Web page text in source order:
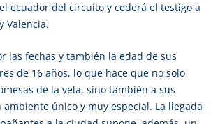
ecuador del circuito y cederá el testigo a
Valencia.
las fechas y también la edad de sus
de 16 años, lo que hace que no solo
de la vela, sino también a sus
único y muy especial. La llegada